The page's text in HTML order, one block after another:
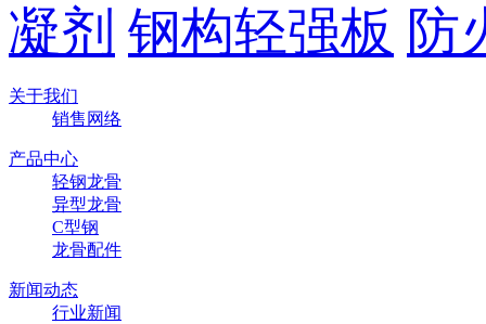
凝剂 钢构轻强板 防
关于我们
销售网络
产品中心
轻钢龙骨
异型龙骨
C型钢
龙骨配件
新闻动态
行业新闻